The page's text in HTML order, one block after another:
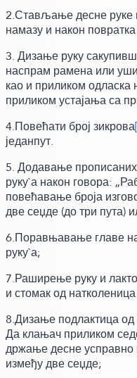
2.Стављање десне руке
намазу и након
3. Дизање руку
наспрам рамена или
као и приликом одласка
приликом устајања са
4.Повећати број зикрова
једанпут.
5.Додавање
руку`а након говора:
повећавање броја
две сеџде(до три пута)
6.Поравњавање главе
руку`а;
7.Раширење руку и
и стомак од
8.Дизање подлактица
Да клањач приликом
држање десне
између две сеџде;